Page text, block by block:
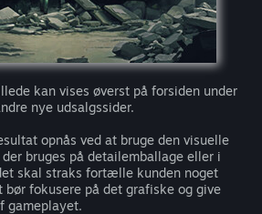
kan vises øverst på forsiden under
nye udsalgssider.
opnås ved at bruge den visuelle
bruges på detailemballage eller i
skal straks fortælle kunden noget
fokusere på det grafiske og give
gameplayet.